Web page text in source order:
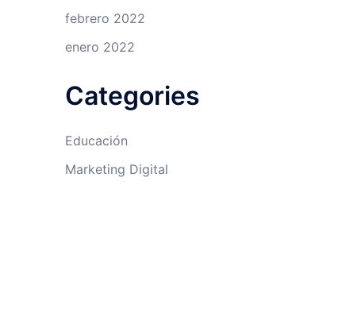
febrero 2022
enero 2022
Categories
Educación
Marketing Digital